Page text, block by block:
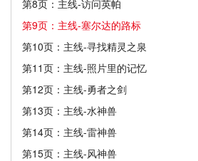
第8页：主线-访问英帕
第9页：主线-塞尔达的路标
第10页：主线-寻找精灵之泉
第11页：主线-照片里的记忆
第12页：主线-勇者之剑
第13页：主线-水神兽
第14页：主线-雷神兽
第15页：主线-风神兽